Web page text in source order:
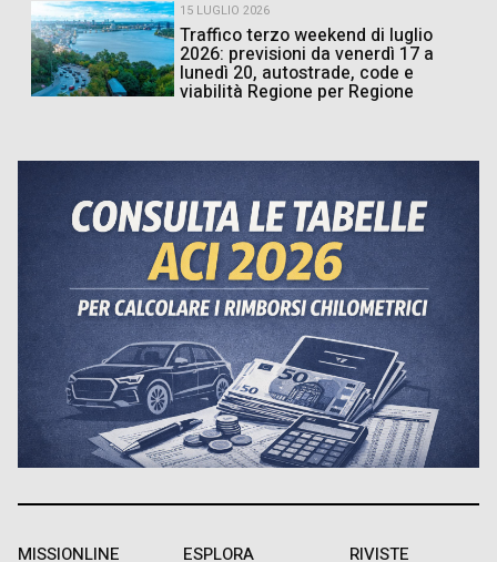
15 LUGLIO 2026
Traffico terzo weekend di luglio
2026: previsioni da venerdì 17 a
lunedì 20, autostrade, code e
viabilità Regione per Regione
MISSIONLINE ESPLORA RIVISTE